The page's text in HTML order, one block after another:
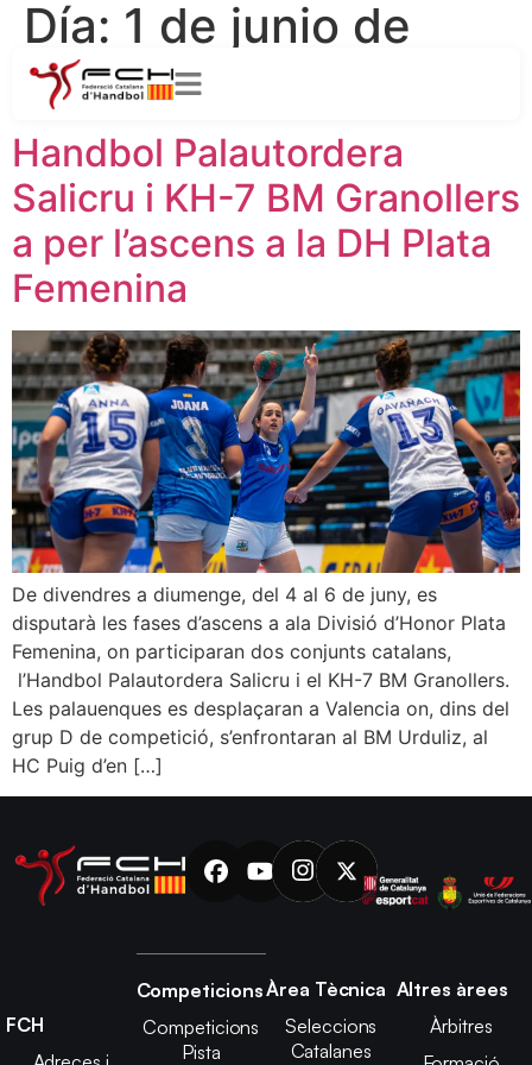
Día: 1 de junio de
2021
Handbol Palautordera
Salicru i KH-7 BM Granollers
a per l’ascens a la DH Plata
Femenina
De divendres a diumenge, del 4 al 6 de juny, es
disputarà les fases d’ascens a ala Divisió d’Honor Plata
Femenina, on participaran dos conjunts catalans,
l’Handbol Palautordera Salicru i el KH-7 BM Granollers.
Les palauenques es desplaçaran a Valencia on, dins del
grup D de competició, s’enfrontaran al BM Urduliz, al
HC Puig d’en […]
FCH
Competicions
Competicions
Pista
Àrea Tècnica
Seleccions
Catalanes
Altres àrees
Àrbitres